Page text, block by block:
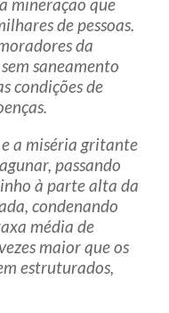
de pessoas.
da
saneamento
condições de
a miséria gritante
passando
à parte alta da
condenando
média de
maior que os
estruturados,